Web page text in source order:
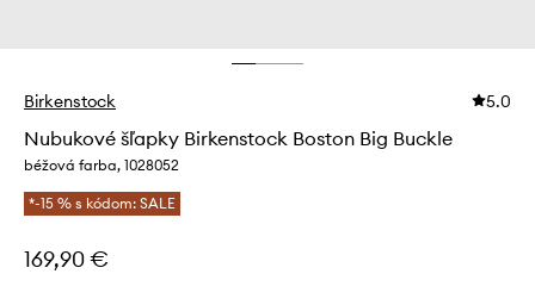
Birkenstock 5.0
Nubukové šľapky Birkenstock Boston Big Buckle
béžová farba, 1028052
*-15 % s kódom: SALE
169,90 €